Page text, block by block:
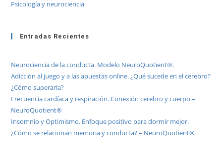
Psicología y neurociencia
Entradas Recientes
Neurociencia de la conducta. Modelo NeuroQuotient®.
Adicción al juego y a las apuestas online. ¿Qué sucede en el cerebro?
¿Cómo superarla?
Frecuencia cardíaca y respiración. Conexión cerebro y cuerpo –
NeuroQuotient®
Insomnio y Optimismo. Enfoque positivo para dormir mejor.
¿Cómo se relacionan memoria y conducta? – NeuroQuotient®